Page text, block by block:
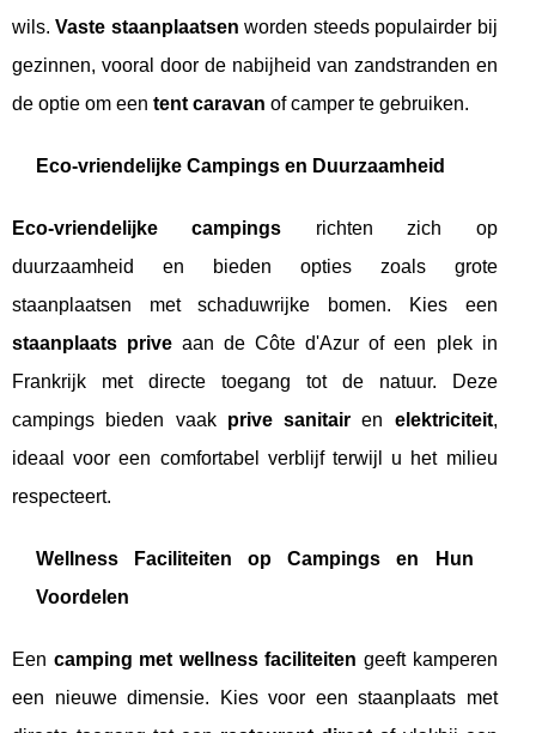
wils.Vaste staanplaatsen worden steeds populairder bij
gezinnen, vooral door de nabijheid van zandstranden en
de optie om een tent caravan of camper te gebruiken.
Eco-vriendelijke Campings en Duurzaamheid
Eco-vriendelijke campings richten zich op
duurzaamheid en bieden opties zoals grote
staanplaatsen met schaduwrijke bomen. Kies een
staanplaats prive aan de Côte d'Azur of een plek in
Frankrijk met directe toegang tot de natuur. Deze
campings bieden vaak prive sanitair en elektriciteit,
ideaal voor een comfortabel verblijf terwijl u het milieu
respecteert.
Wellness Faciliteiten op Campings en Hun
Voordelen
Een camping met wellness faciliteiten geeft kamperen
een nieuwe dimensie. Kies voor een staanplaats met